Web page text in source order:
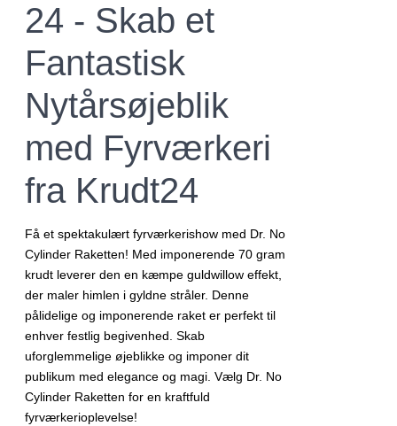
24 - Skab et
Fantastisk
Nytårsøjeblik
med Fyrværkeri
fra Krudt24
Få et spektakulært fyrværkerishow med Dr. No
Cylinder Raketten! Med imponerende 70 gram
krudt leverer den en kæmpe guldwillow effekt,
der maler himlen i gyldne stråler. Denne
pålidelige og imponerende raket er perfekt til
enhver festlig begivenhed. Skab
uforglemmelige øjeblikke og imponer dit
publikum med elegance og magi. Vælg Dr. No
Cylinder Raketten for en kraftfuld
fyrværkerioplevelse!